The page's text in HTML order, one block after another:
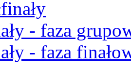
- faza
- faza